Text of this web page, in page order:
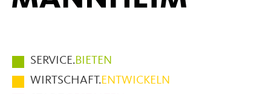
Hauptmenüpunkte
im
Fußbereich
SERVICE.BIETEN
WIRTSCHAFT.ENTWICKELN